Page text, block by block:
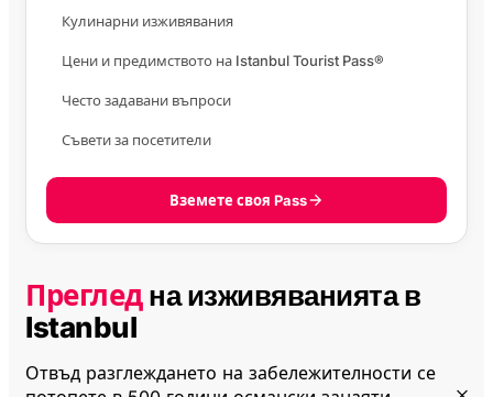
Прегледна изживяванията в
Istanbul
Отвъд разглеждането на забележителности се
Кулинарни изживявания
Цени и предимството на Istanbul Tourist Pass®
Често задавани въпроси
Съвети за посетители
Вземете своя Pass